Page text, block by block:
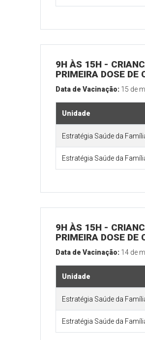
9H ÀS 15H -
PRIMEIRA DOSE DE
Data de Vacinação: 15 de
Unidade
Estratégia Saúde da
Estratégia Saúde da
9H ÀS 15H -
PRIMEIRA DOSE DE
Data de Vacinação: 14 de
Unidade
Estratégia Saúde da
Estratégia Saúde da